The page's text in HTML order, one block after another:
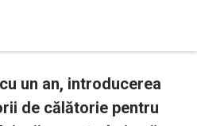
un an, introducerea
de călătorie pentru